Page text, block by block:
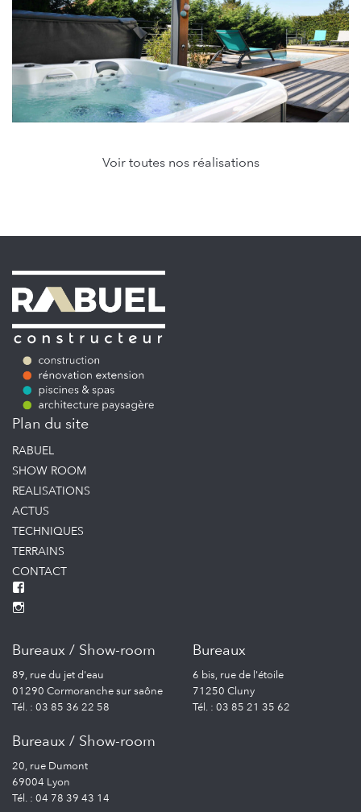
Voir toutes nos réalisations
Plan du site
RABUEL
SHOW ROOM
REALISATIONS
ACTUS
TECHNIQUES
TERRAINS
CONTACT
Bureaux / Show-room
89, rue du jet d'eau
01290 Cormoranche sur saône
Tél. : 03 85 36 22 58
Bureaux / Show-room
20, rue Dumont
69004 Lyon
Tél. : 04 78 39 43 14
Bureaux
6 bis, rue de l'étoile
71250 Cluny
Tél. : 03 85 21 35 62